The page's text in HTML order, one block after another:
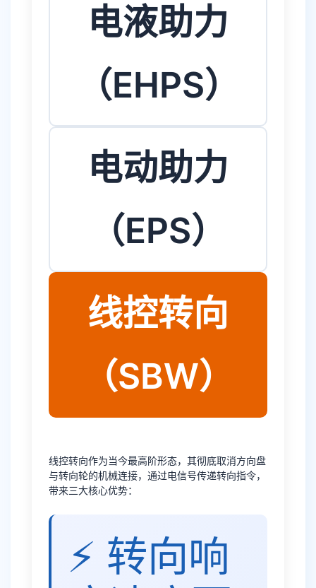
电液助力
（EHPS）
电动助力
（EPS）
线控转向
（SBW）
线控转向作为当今最高阶形态，其彻底取消方向盘
与转向轮的机械连接，通过电信号传递转向指令，
带来三大核心优势：
⚡ 转向响